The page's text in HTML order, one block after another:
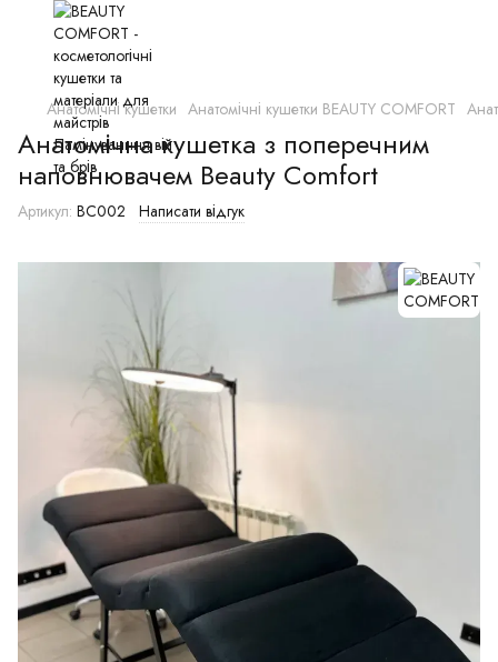
Анатомічні кушетки Анатомічні кушетки BEAUTY COMFORT
Анатомічна кушетка з поперечним
наповнювачем Beauty Comfort
Артикул: BC002 Написати відгук